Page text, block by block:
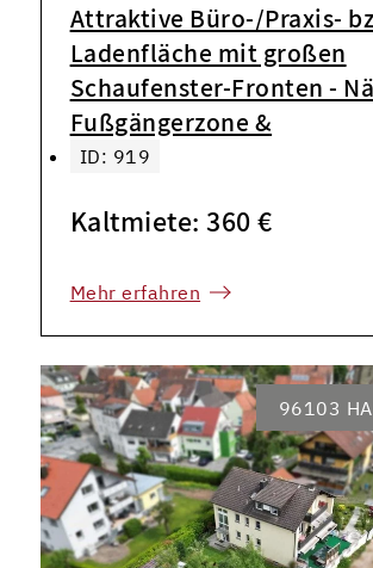
Attraktive Büro-/Praxis-
Ladenfläche mit großen
Schaufenster-Fronten -
Fußgängerzone &
ID: 919
Kaltmiete: 360 €
Mehr erfahren
96103